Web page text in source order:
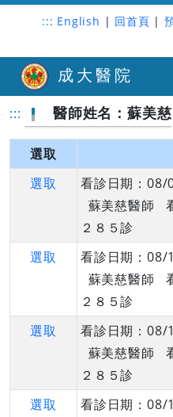
::: English | 回首頁 |
成大醫院
::: 醫師姓名：蘇美慈
選取
選取
看診日期：
蘇美慈醫師
２８５診
選取
看診日期：
蘇美慈醫師
２８５診
選取
看診日期：
蘇美慈醫師
２８５診
選取
看診日期：